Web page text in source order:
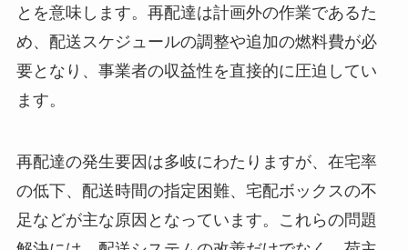
とを意味します。再配達は計画外の作業であるた
め、配送スケジュールの調整や追加の燃料費が必
要となり、事業者の収益性を直接的に圧迫してい
ます。
再配達の発生要因は多岐にわたりますが、在宅率
の低下、配送時間の指定困難、宅配ボックスの不
足などが主な原因となっています。これらの問題